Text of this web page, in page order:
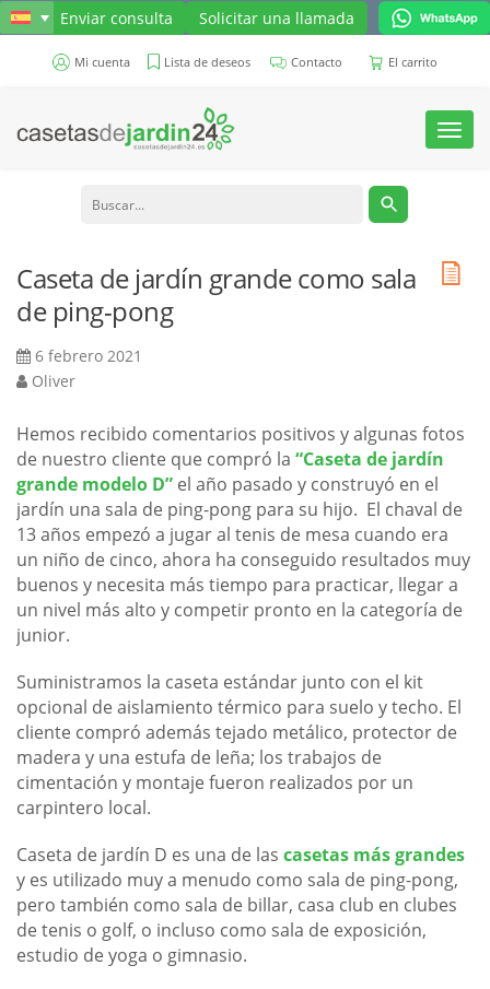
Enviar consulta Solicitar una llamada
Mi cuenta Lista de deseos Contacto El carrito
Toggle
Caseta de jardín grande como sala
de ping-pong
6 febrero 2021
Oliver
Hemos recibido comentarios positivos y algunas fotos
de nuestro cliente que compró la “Caseta de jardín
grande modelo D” el año pasado y construyó en el
jardín una sala de ping-pong para su hijo. El chaval de
13 años empezó a jugar al tenis de mesa cuando era
un niño de cinco, ahora ha conseguido resultados muy
buenos y necesita más tiempo para practicar, llegar a
un nivel más alto y competir pronto en la categoría de
junior.
Suministramos la caseta estándar junto con el kit
opcional de aislamiento térmico para suelo y techo. El
cliente compró además tejado metálico, protector de
madera y una estufa de leña; los trabajos de
cimentación y montaje fueron realizados por un
carpintero local.
Caseta de jardín D es una de las casetas más grandes
y es utilizado muy a menudo como sala de ping-pong,
pero también como sala de billar, casa club en clubes
de tenis o golf, o incluso como sala de exposición,
estudio de yoga o gimnasio.